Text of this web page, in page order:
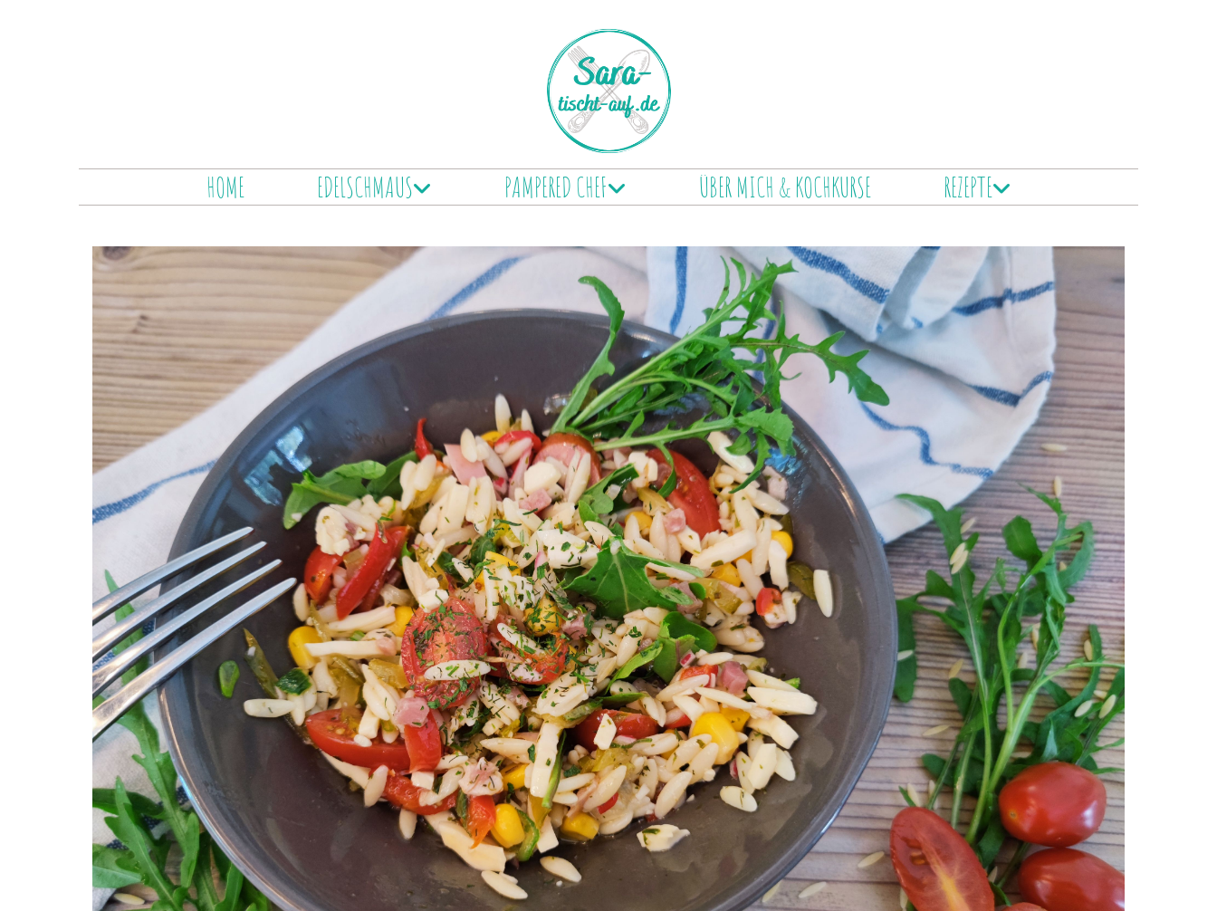
HOME EDELSCHMAUS PAMPERED CHEF ÜBER MICH & KOCHKURSE REZEPTE